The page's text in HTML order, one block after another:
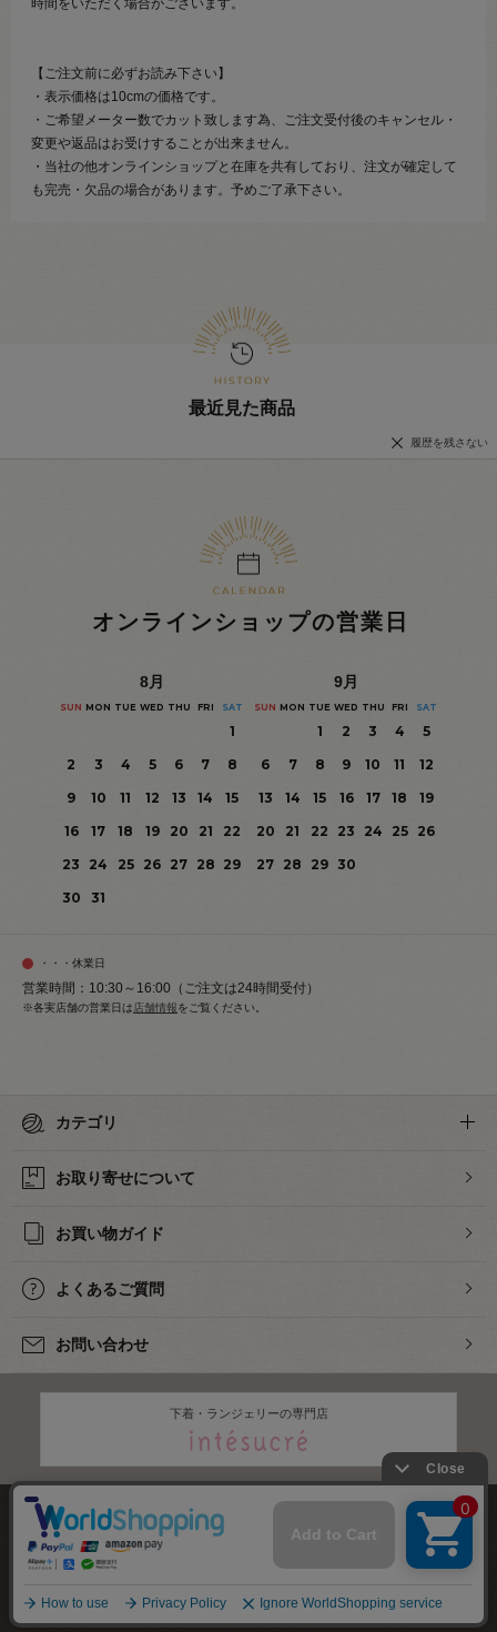
時間をいただく場合がございます。
【ご注文前に必ずお読み下さい】
・表示価格は10cmの価格です。
・ご希望メーター数でカット致します為、ご注文受付後のキャンセル・
変更や返品はお受けすることが出来ません。
・当社の他オンラインショップと在庫を共有しており、注文が確定して
も完売・欠品の場合があります。予めご了承下さい。
最近見た商品
履歴を残さない
オンラインショップの営業日
8月
SUN MON TUE WED THU FRI SAT
1
2
3 4 5 6 7
8
9
10 11 12 13 14
15
16
17 18 19 20 21
22
23
24 25 26 27 28 29
30
31
9月
SUN MON TUE WED THU FRI SAT
1 2 3 4
5
6
7 8 9 10 11
12
13
14 15 16 17 18
19
20
21 22 23 24 25
26
27 28 29 30
・・・休業日
営業時間：10:30～16:00（ご注文は24時間受付）
※各実店舗の営業日は 店舗情報をご覧ください。
カテゴリ
お取り寄せについて
お買い物ガイド
よくあるご質問
お問い合わせ
下着・ランジェリーの専門店
株式会社オカダヤ
特定商取引法に基づく表記 プライバシーポリシー サイトマップ
2012-2026OKADAYA CO.,LTD.